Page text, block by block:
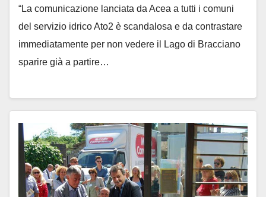
“La comunicazione lanciata da Acea a tutti i comuni
del servizio idrico Ato2 è scandalosa e da contrastare
immediatamente per non vedere il Lago di Bracciano
sparire già a partire…